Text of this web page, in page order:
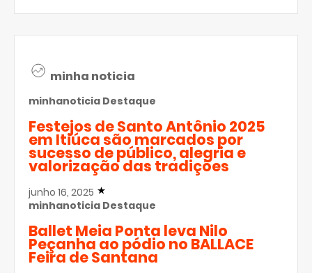
minha noticia
minhanoticia Destaque
Festejos de Santo Antônio 2025
em Itiúca são marcados por
sucesso de público, alegria e
valorização das tradições
junho 16, 2025
minhanoticia Destaque
Ballet Meia Ponta leva Nilo
Peçanha ao pódio no BALLACE
Feira de Santana